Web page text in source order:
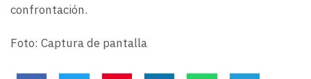
confrontación.
Foto: Captura de pantalla